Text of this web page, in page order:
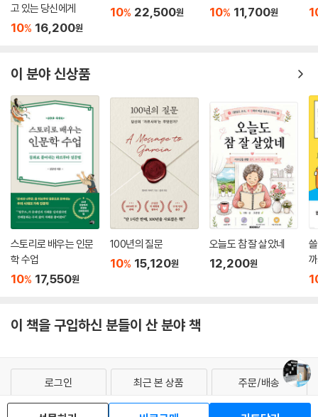
고 있는 당신에게
10% 16,200원
10% 22,500원 10% 11,700원
이 분야 신상품
스토리로 배우는 인문
학 수업
10% 17,550원
100년의 질문
10% 15,120원
오늘도 참 잘 살았네
12,200원
이 책을 구입하신 분들이 산 분야 책
로그인 최근 본 상품 주문/배송
고객센터 1544-3800 티켓 1544-6399 중고샵 1566-4295